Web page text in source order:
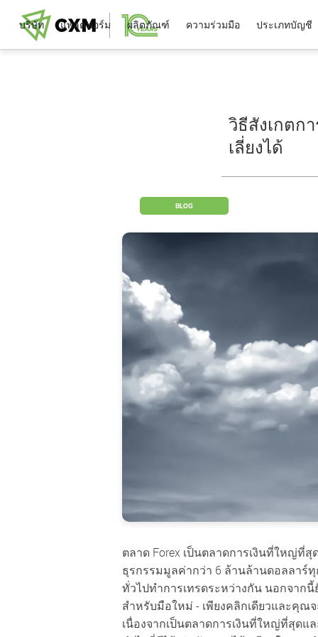
บริษัท แพลตฟอร์ม ผลิตภัณฑ์ ความร่วมมือ ประเภทบัญชี
วิธีสังเกตก
เลี่ยงได้
BLOG
ตลาด Forex เป็นตลาดการเงินที่ใหญ่ที่
ธุรกรรมมูลค่ากว่า 6 ล้านล้านดอลลาร์
ทั่วไปทำการเทรดระหว่างกัน นอกจาก
สำหรับมือใหม่ - เพียงคลิกเดียวและคุณ
เนื่องจากเป็นตลาดการเงินที่ใหญ่ที่สุด